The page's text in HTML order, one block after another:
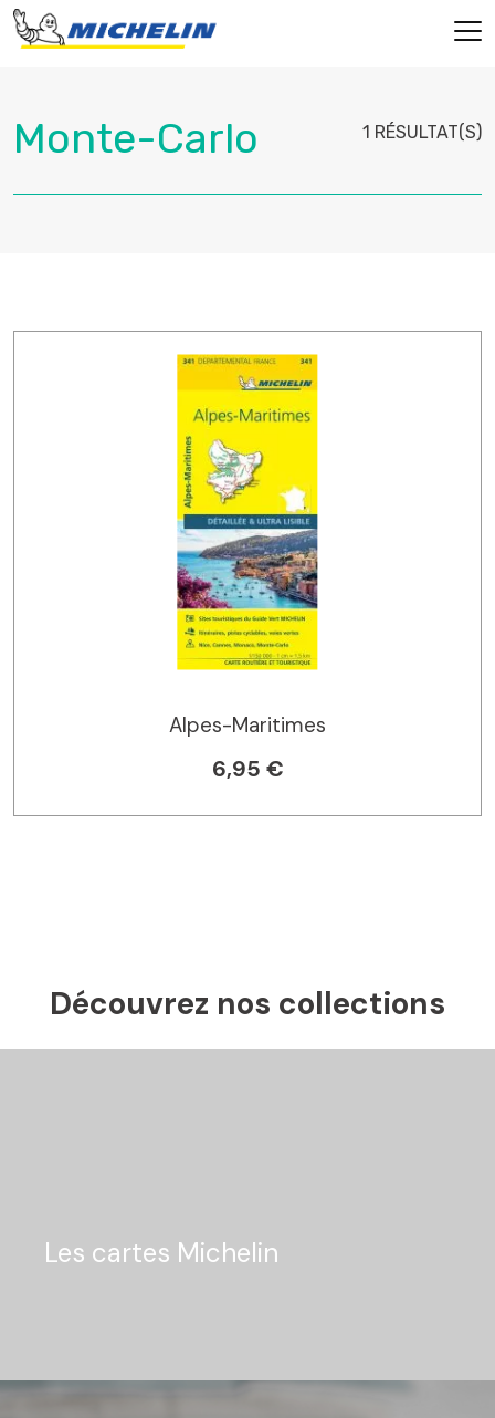
1 RÉSULTAT(S)
Alpes-Maritimes
6,95 €
Découvrez nos collections
Les cartes Michelin